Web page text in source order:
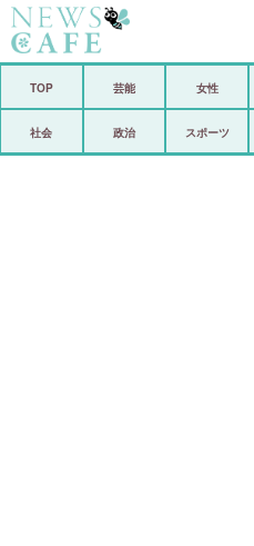
TOP 芸能 女性
社会 政治 スポーツ